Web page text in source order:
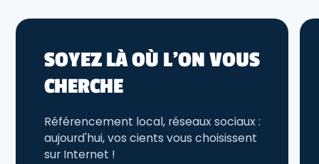
SOYEZ LÀ OÙ L'ON VOUS
CHERCHE
Référencement local, réseaux sociaux :
aujourd'hui, vos cients vous choisissent
sur Internet !